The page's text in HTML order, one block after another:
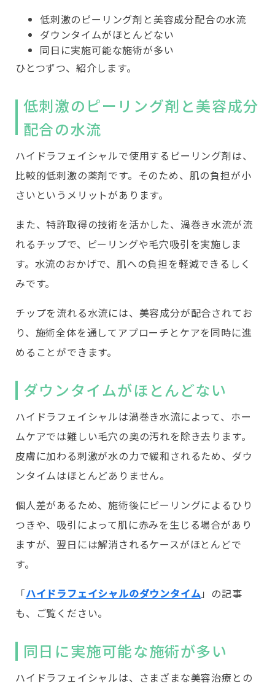
低刺激のピーリング剤と美容成分配合の水流
ダウンタイムがほとんどない
同日に実施可能な施術が多い
ひとつずつ、紹介します。
低刺激のピーリング剤と美容成分
配合の水流
ハイドラフェイシャルで使用するピーリング剤は、
比較的低刺激の薬剤です。そのため、肌の負担が小
さいというメリットがあります。
また、特許取得の技術を活かした、渦巻き水流が流
れるチップで、ピーリングや毛穴吸引を実施しま
す。水流のおかげで、肌への負担を軽減できるしく
みです。
チップを流れる水流には、美容成分が配合されてお
り、施術全体を通してアプローチとケアを同時に進
めることができます。
ダウンタイムがほとんどない
ハイドラフェイシャルは渦巻き水流によって、ホー
ムケアでは難しい毛穴の奥の汚れを除き去ります。
皮膚に加わる刺激が水の力で緩和されるため、ダウ
ンタイムはほとんどありません。
個人差があるため、施術後にピーリングによるひり
つきや、吸引によって肌に赤みを生じる場合があり
ますが、翌日には解消されるケースがほとんどで
す。
「ハイドラフェイシャルのダウンタイム」の記事
も、ご覧ください。
同日に実施可能な施術が多い
ハイドラフェイシャルは、さまざまな美容治療との